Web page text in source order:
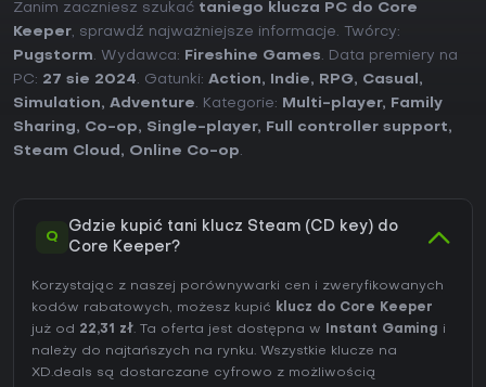
Zanim zaczniesz szukać taniego klucza PC do Core
Keeper, sprawdź najważniejsze informacje. Twórcy:
Pugstorm. Wydawca: Fireshine Games. Data premiery na
PC: 27 sie 2024. Gatunki: Action, Indie, RPG, Casual ,
Simulation, Adventure. Kategorie: Multi-player,
Family
Sharing, Co-op, Single-player, Full controller support,
Steam Cloud , Online Co-op.
Q
Gdzie kupić tani klucz Steam (CD key) do
Core Keeper?
Korzystając z naszej porównywarki cen i zweryfikowanych
kodów rabatowych, możesz kupić klucz do Core Keeper
już od 22,31 zł. Ta oferta jest dostępna w Instant Gaming
i
należy do najtańszych na rynku. Wszystkie klucze na
XD.deals są dostarczane cyfrowo z możliwością